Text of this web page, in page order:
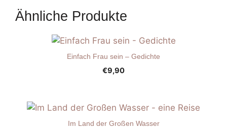
Ähnliche Produkte
Einfach Frau sein – Gedichte
€9,90
Im Land der Großen Wasser